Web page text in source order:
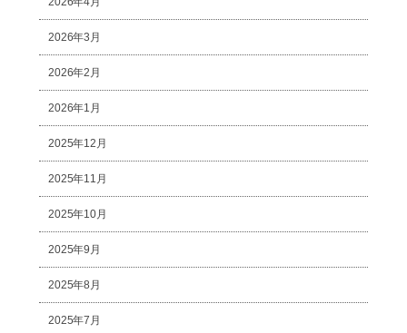
2026年3月
2026年2月
2026年1月
2025年12月
2025年11月
2025年10月
2025年9月
2025年8月
2025年7月